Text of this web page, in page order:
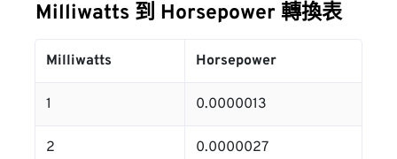
Milliwatts 到 Horsepower 轉換表
Milliwatts Horsepower
1 0.0000013
2 0.0000027